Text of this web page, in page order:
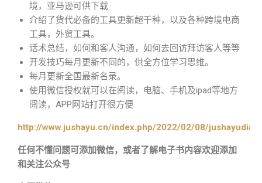
境，亚马逊可供下载
介绍了货代必备的工具更新超千种，以及各种跨境电商
工具，外贸工具。
话术总结，如何和客人沟通，如何去回访拜访客人等等
开发技巧每月更新不同的，供全方位学习思维。
每月更新全国最新名录。
使用微信授权就可以在阅读，电脑、手机及ipad等地方
阅读，APP网站打开很方便.
http://www.jushayu.cn/index.php/2022/02/08/
任何不懂问题可添加微信，或者了解电子书内容欢迎添加
和关注公众号